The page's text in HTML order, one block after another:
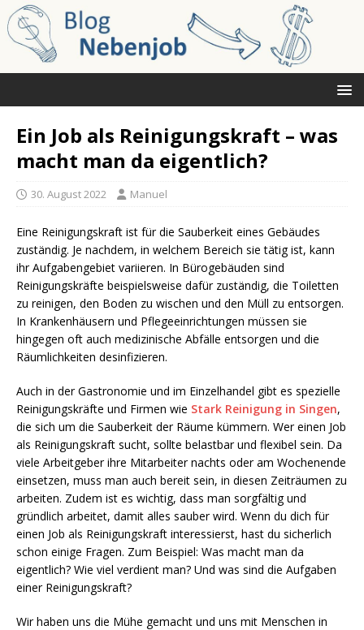
Ein Job als Reinigungskraft – was
macht man da eigentlich?
30. August 2022 Manuel
Eine Reinigungskraft ist für die Sauberkeit eines Gebäudes
zuständig. Je nachdem, in welchem Bereich sie tätig ist, kann
ihr Aufgabengebiet variieren. In Bürogebäuden sind
Reinigungskräfte beispielsweise dafür zuständig, die Toiletten
zu reinigen, den Boden zu wischen und den Müll zu entsorgen.
In Krankenhäusern und Pflegeeinrichtungen müssen sie
hingegen oft auch medizinische Abfälle entsorgen und die
Räumlichkeiten desinfizieren.
Auch in der Gastronomie und im Einzelhandel gibt es spezielle
Reinigungskräfte und Firmen wie Stark Reinigung in Singen,
die sich um die Sauberkeit der Räume kümmern. Wer einen Job
als Reinigungskraft sucht, sollte belastbar und flexibel sein. Da
viele Arbeitgeber ihre Mitarbeiter nachts oder am Wochenende
einsetzen, muss man auch bereit sein, in diesen Zeiträumen zu
arbeiten. Zudem ist es wichtig, dass man sorgfältig und
gründlich arbeitet, damit alles sauber wird. Wenn du dich für
einen Job als Reinigungskraft interessierst, hast du sicherlich
schon einige Fragen. Zum Beispiel: Was macht man da
eigentlich? Wie viel verdient man? Und was sind die Aufgaben
einer Reinigungskraft?
Wir haben uns die Mühe gemacht und uns mit Menschen in